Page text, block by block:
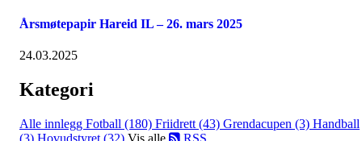
Årsmøtepapir Hareid IL – 26. mars 2025
24.03.2025
Kategori
Alle innlegg Fotball (180) Friidrett (43) Grendacupen (3) Handball
(3) Hovudstyret (32) Vis alle RSS